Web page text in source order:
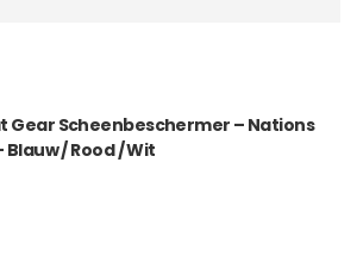
Gear Scheenbeschermer – Nations
/ Rood / Wit